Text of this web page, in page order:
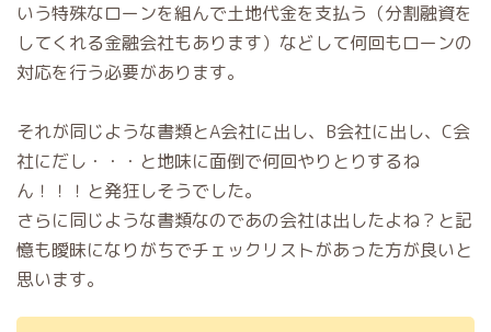
いう特殊なローンを組んで土地代金を支払う（分割融資を
してくれる金融会社もあります）などして何回もローンの
対応を行う必要があります。
それが同じような書類とA会社に出し、B会社に出し、C会
社にだし・・・と地味に面倒で何回やりとりするね
ん！！！と発狂しそうでした。
さらに同じような書類なのであの会社は出したよね？と記
憶も曖昧になりがちでチェックリストがあった方が良いと
思います。